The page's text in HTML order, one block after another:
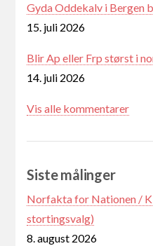
Gyda Oddekalv i Bergen
15. juli 2026
Blir Ap eller Frp størst i
14. juli 2026
Vis alle kommentarer
Siste målinger
Norfakta for Nationen /
stortingsvalg)
8. august 2026